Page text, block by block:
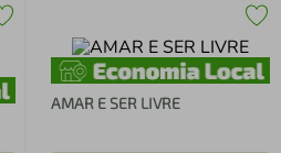
AMAR E SER LIVRE